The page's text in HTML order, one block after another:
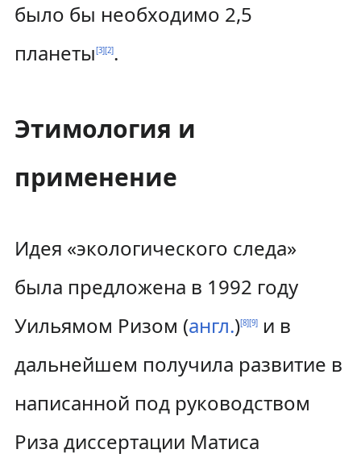
было бы необходимо 2,5
планеты[3][2].
Этимология и
применение
Идея «экологического следа»
была предложена в 1992 году
Уильямом Ризом (англ.)[8][9]и в
дальнейшем получила развитие в
написанной под руководством
Риза диссертации Матиса